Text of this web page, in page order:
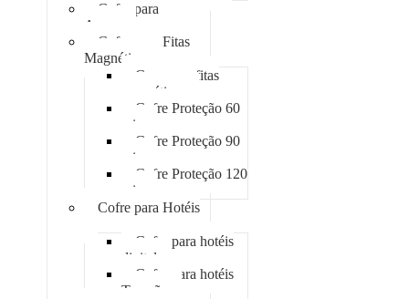
Cofre para
Armas
Cofre para Fitas
Magnéticas
Case para fitas
magnéticas
Cofre Proteção 60
min
Cofre Proteção 90
min
Cofre Proteção 120
min
Cofre para Hotéis
Cofre para hotéis
digital
Cofre para hotéis
Trancão